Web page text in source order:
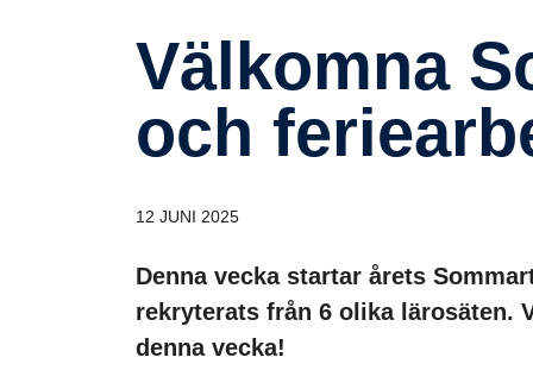
Välkomna Sommar­tek­no­loger
och
12 JUNI 2025
Denna vecka startar årets
rekryterats från 6 olika lärosäten.
denna vecka!